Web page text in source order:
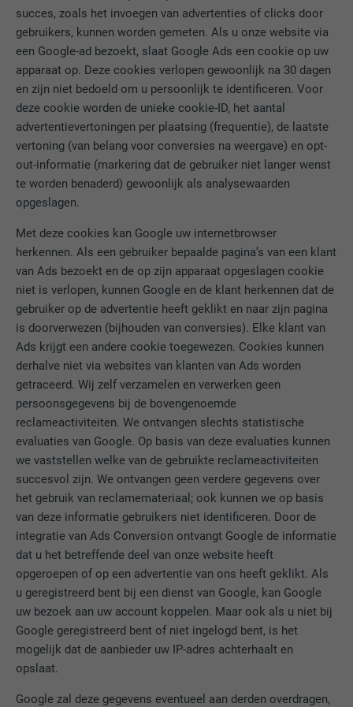
succes, zoals het invoegen van advertenties of clicks door
gebruikers, kunnen worden gemeten. Als u onze website via
een Google-ad bezoekt, slaat Google Ads een cookie op uw
apparaat op. Deze cookies verlopen gewoonlijk na 30 dagen
en zijn niet bedoeld om u persoonlijk te identificeren. Voor
deze cookie worden de unieke cookie-ID, het aantal
advertentievertoningen per plaatsing (frequentie), de laatste
vertoning (van belang voor conversies na weergave) en opt-
out-informatie (markering dat de gebruiker niet langer wenst
te worden benaderd) gewoonlijk als analysewaarden
opgeslagen.
Met deze cookies kan Google uw internetbrowser
herkennen. Als een gebruiker bepaalde pagina’s van een klant
van Ads bezoekt en de op zijn apparaat opgeslagen cookie
niet is verlopen, kunnen Google en de klant herkennen dat de
gebruiker op de advertentie heeft geklikt en naar zijn pagina
is doorverwezen (bijhouden van conversies). Elke klant van
Ads krijgt een andere cookie toegewezen. Cookies kunnen
derhalve niet via websites van klanten van Ads worden
getraceerd. Wij zelf verzamelen en verwerken geen
persoonsgegevens bij de bovengenoemde
reclameactiviteiten. We ontvangen slechts statistische
evaluaties van Google. Op basis van deze evaluaties kunnen
we vaststellen welke van de gebruikte reclameactiviteiten
succesvol zijn. We ontvangen geen verdere gegevens over
het gebruik van reclamemateriaal; ook kunnen we op basis
van deze informatie gebruikers niet identificeren. Door de
integratie van Ads Conversion ontvangt Google de informatie
dat u het betreffende deel van onze website heeft
opgeroepen of op een advertentie van ons heeft geklikt. Als
u geregistreerd bent bij een dienst van Google, kan Google
uw bezoek aan uw account koppelen. Maar ook als u niet bij
Google geregistreerd bent of niet ingelogd bent, is het
mogelijk dat de aanbieder uw IP-adres achterhaalt en
opslaat.
Google zal deze gegevens eventueel aan derden overdragen,
DOEL
Gebruikt door Google DoubleClick om de
handelingen van de gebruiker op de
website na de weergave van of het klikken
op een van de advertenties van de
aanbieder te registreren en te melden. Het
doel hiervan is het meten van de
effectiviteit van een reclame en de
weergave van doelgerichte reclame voor
de gebruiker.
NAAM
AANBIEDER Pinterest
VERVALTIJD
DOEL
Wordt door Pinterest gebruikt om het
gebruik van de diensten te volgen.
NAAM __cfduid
AANBIEDER Adsymptotic.com
VERVALTIJD 1 maand
DOEL
Cookie die gebruikt wordt om
afzonderlijke clients achter een
gezamenlijk IP-adres te identificeren en
veiligheidsinstellingen op basis van clients
NAAM U
AANBIEDER Adsymptotic.com